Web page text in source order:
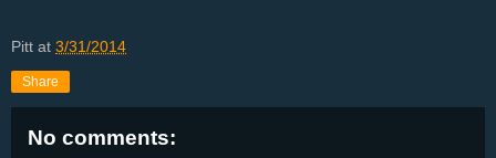
Pitt at 3/31/2014
Share
No comments: